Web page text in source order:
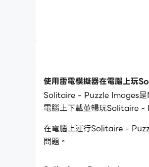
使用雷電模擬器在電腦上
Solitaire - Puzzle Images是
電腦上下載並暢玩Solitaire -
在電腦上運行Solitaire -
問題。
通過多開和同步功能，你甚